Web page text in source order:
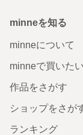
minneを知る
minneについて
minneで買いたい
作品をさがす
ショップをさが
ランキング